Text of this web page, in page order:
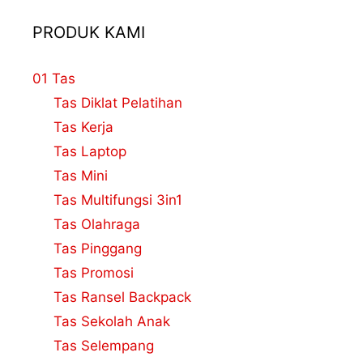
PRODUK KAMI
01 Tas
Tas Diklat Pelatihan
Tas Kerja
Tas Laptop
Tas Mini
Tas Multifungsi 3in1
Tas Olahraga
Tas Pinggang
Tas Promosi
Tas Ransel Backpack
Tas Sekolah Anak
Tas Selempang